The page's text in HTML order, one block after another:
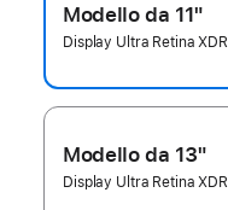
Modello da 11"
Display Ultra Retina XDR
Modello da 13"
Display Ultra Retina XDR